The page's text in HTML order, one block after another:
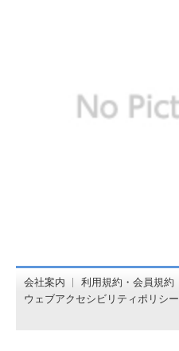
会社案内 利用規約・会員規約
ウェブアクセシビリティポリシー